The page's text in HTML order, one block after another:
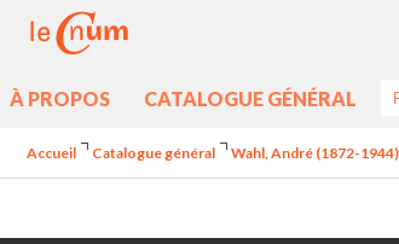
À PROPOS CATALOGUE GÉNÉRAL
Accueil Catalogue général Wahl, André (1872-